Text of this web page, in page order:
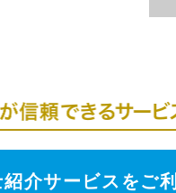
介サービスをご